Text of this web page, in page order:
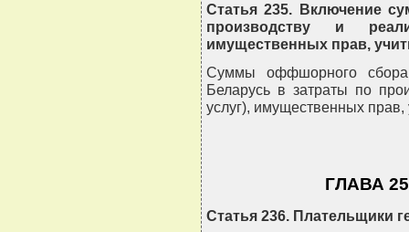
Статья 235. Включение
производству и
имущественных прав,
Суммы оффшорного сбора
Беларусь в затраты по
услуг), имущественных
ГЛАВА
Статья 236. Плательщики